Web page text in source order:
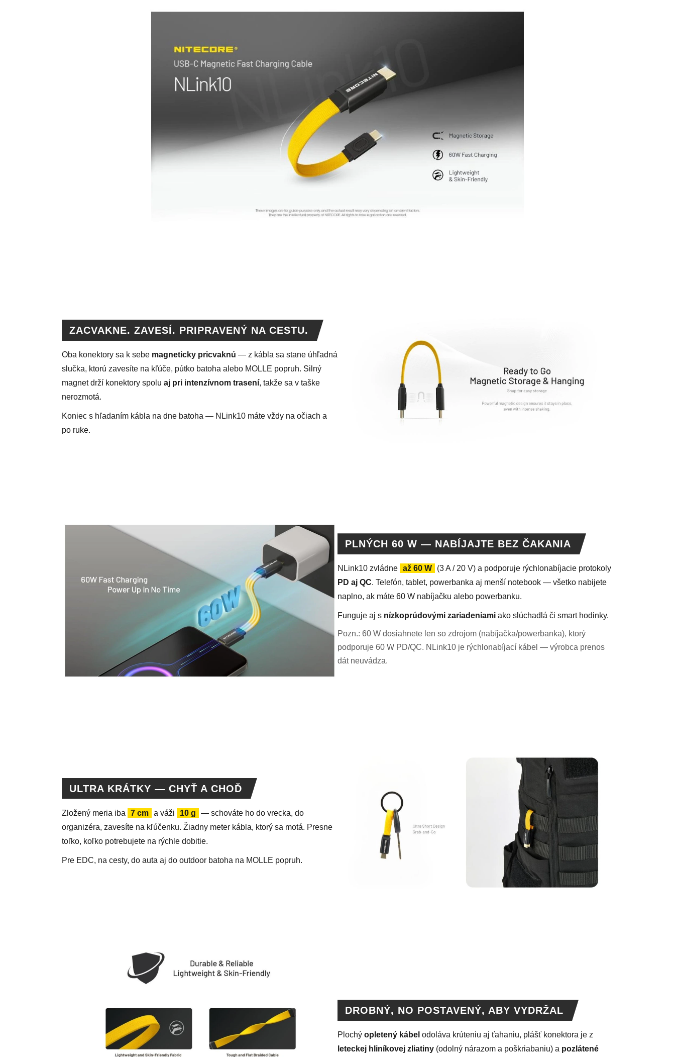
ZACVAKNE. ZAVESÍ. PRIPRAVENÝ NA CESTU.
Oba konektory sa k sebe magneticky pricvaknú — z kábla sa stane úhľadná
slučka, ktorú zavesíte na kľúče, pútko batoha alebo MOLLE popruh. Silný
magnet drží konektory spolu aj pri intenzívnom trasení, takže sa v taške
nerozmotá.
Koniec s hľadaním kábla na dne batoha — NLink10 máte vždy na očiach a
po ruke.
PLNÝCH 60 W — NABÍJAJTE BEZ ČAKANIA
NLink10 zvládne až 60 W
(3 A / 20 V) a podporuje rýchlonabíjacie protokoly
PD aj QC. Telefón, tablet, powerbanka aj menší notebook — všetko nabijete
naplno, ak máte 60 W nabíjačku alebo powerbanku.
Funguje aj s nízkoprúdovými zariadeniami ako slúchadlá či smart hodinky.
Pozn.: 60 W dosiahnete len so zdrojom (nabíjačka/powerbanka), ktorý
podporuje 60 W PD/QC. NLink10 je rýchlonabíjací kábel — výrobca prenos
dát neuvádza.
ULTRA KRÁTKY — CHYŤ A CHOĎ
Zložený meria iba 7 cm a váži 10 g
— schováte ho do vrecka, do
organizéra, zavesíte na kľúčenku. Žiadny meter kábla, ktorý sa motá. Presne
toľko, koľko potrebujete na rýchle dobitie.
Pre EDC, na cesty, do auta aj do outdoor batoha na MOLLE popruh.
DROBNÝ, NO POSTAVENÝ, ABY VYDRŽAL
Plochý opletený kábel odoláva krúteniu aj ťahaniu, plášť konektora je z
leteckej hliníkovej zliatiny (odolný nárazom a poškriabaniu) a pozlátené